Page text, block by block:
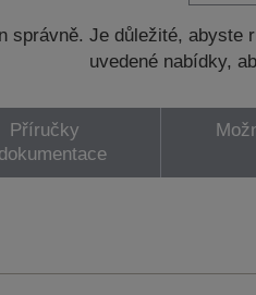
správně. Je důležité,
uvedené nabídky,
Příručky